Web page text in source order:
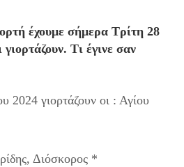
έχουμε σήμερα Τρίτη 28
Τι έγινε σαν
2024 γιορτάζουν οι : Αγίου
Διόσκορος *